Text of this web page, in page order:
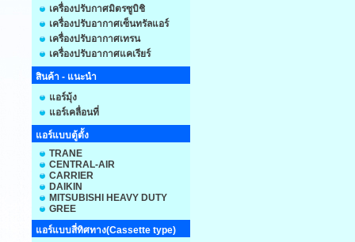
เครื่องปรับกาศมิตรซูบิชิ
เครื่องปรับอากาศเซ็นทรัลแอร์
เครื่องปรับอากาศเทรน
เครื่องปรับอากาศแคเรียร์
สินค้า - แนะนำ
แอร์มุ้ง
แอร์เคลื่อนที่
แอร์แบบตู้ตั้ง
TRANE
CENTRAL-AIR
CARRIER
DAIKIN
MITSUBISHI HEAVY DUTY
GREE
แอร์แบบสี่ทิศทาง(Cassette type)